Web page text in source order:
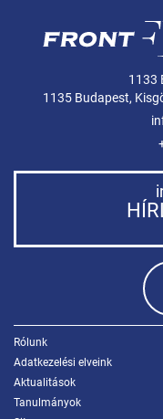
1133
1135 Budapest,
Rólunk
Adatkezelési elveink
Aktualitások
Tanulmányok